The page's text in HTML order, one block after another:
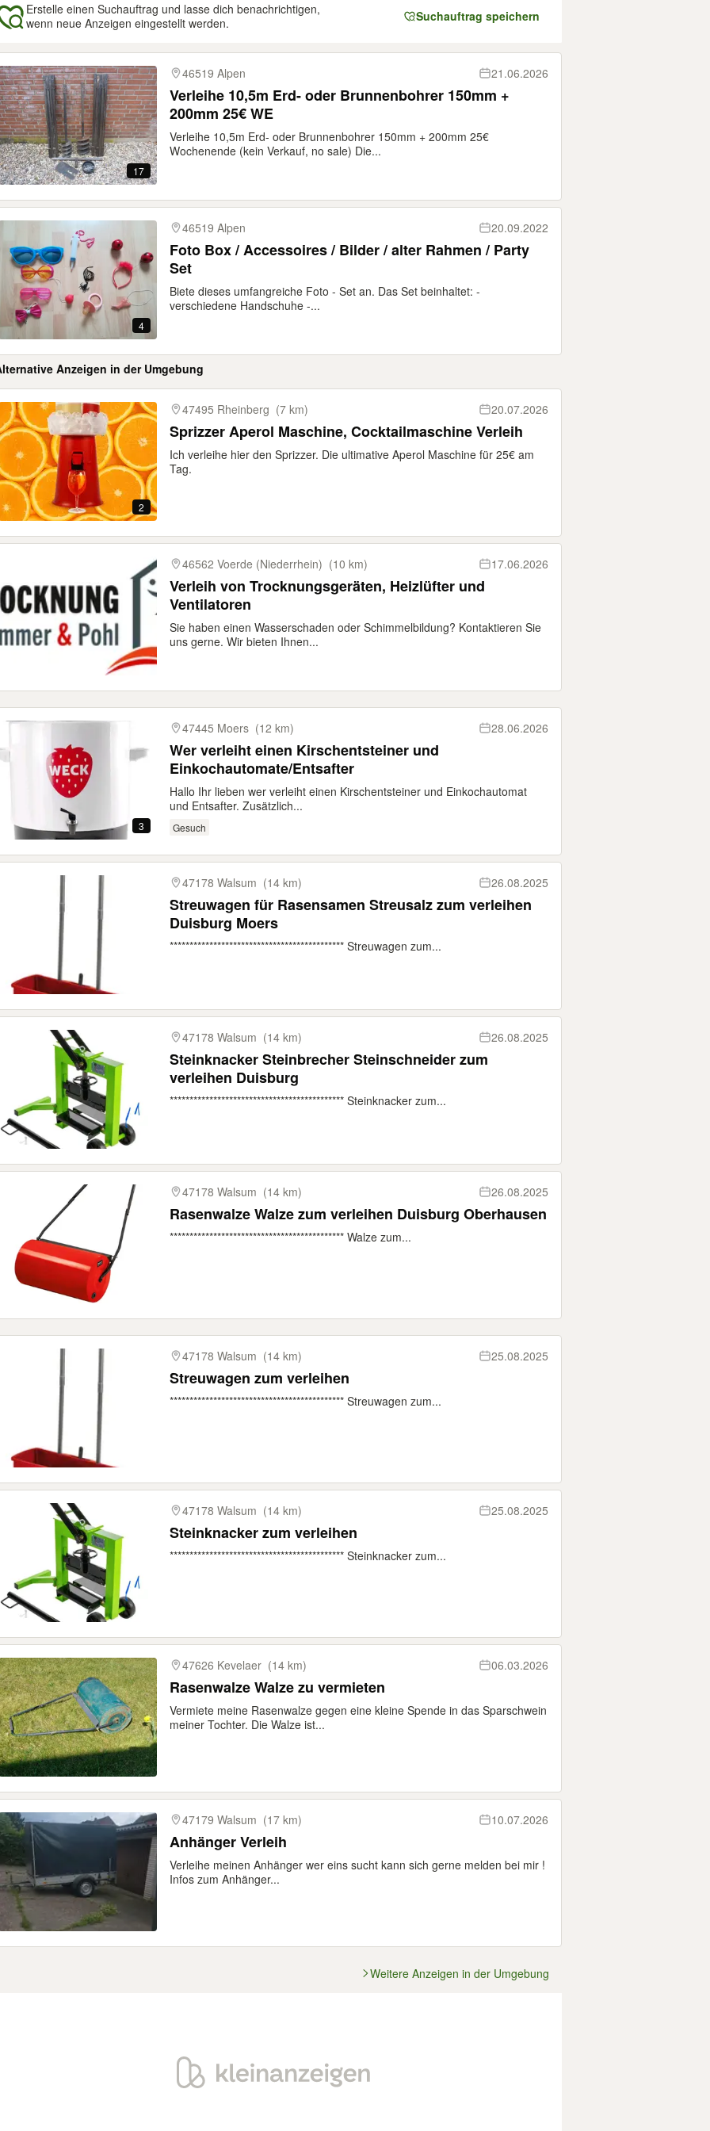
Erstelle einen Suchauftrag und lasse dich benachrichtigen,
wenn neue Anzeigen eingestellt werden.
Suchauftrag speichern
17
46519 Alpen 21.06.2026
Verleihe 10,5m Erd- oder Brunnenbohrer 150mm +
200mm 25€ WE
Verleihe 10,5m Erd- oder Brunnenbohrer 150mm + 200mm 25€
Wochenende (kein Verkauf, no sale) Die...
4
46519 Alpen 20.09.2022
Foto Box / Accessoires / Bilder / alter Rahmen / Party
Set
Biete dieses umfangreiche Foto - Set an. Das Set beinhaltet: -
verschiedene Handschuhe -...
Anzeigen in der Umgebung
2
47495 Rheinberg (7 km) 20.07.2026
Sprizzer Aperol Maschine, Cocktailmaschine Verleih
Ich verleihe hier den Sprizzer. Die ultimative Aperol Maschine für 25€ am
Tag.
46562 Voerde (Niederrhein) (10 km) 17.06.2026
Verleih von Trocknungsgeräten, Heizlüfter und
Ventilatoren
Sie haben einen Wasserschaden oder Schimmelbildung? Kontaktieren Sie
uns gerne. Wir bieten Ihnen...
3
47445 Moers (12 km) 28.06.2026
Wer verleiht einen Kirschentsteiner und
Einkochautomate/Entsafter
Hallo Ihr lieben wer verleiht einen Kirschentsteiner und Einkochautomat
und Entsafter. Zusätzlich...
Gesuch
47178 Walsum (14 km) 26.08.2025
Streuwagen für Rasensamen Streusalz zum verleihen
Duisburg Moers
******************************************** Streuwagen zum...
47178 Walsum (14 km) 26.08.2025
Steinknacker Steinbrecher Steinschneider zum
verleihen Duisburg
******************************************** Steinknacker zum...
47178 Walsum (14 km) 26.08.2025
Rasenwalze Walze zum verleihen Duisburg Oberhausen
******************************************** Walze zum...
47178 Walsum (14 km) 25.08.2025
Streuwagen zum verleihen
******************************************** Streuwagen zum...
47178 Walsum (14 km) 25.08.2025
Steinknacker zum verleihen
******************************************** Steinknacker zum...
47626 Kevelaer (14 km) 06.03.2026
Rasenwalze Walze zu vermieten
Vermiete meine Rasenwalze gegen eine kleine Spende in das Sparschwein
meiner Tochter. Die Walze ist...
47179 Walsum (17 km) 10.07.2026
Anhänger Verleih
Verleihe meinen Anhänger wer eins sucht kann sich gerne melden bei mir !
Infos zum Anhänger...
Weitere Anzeigen in der Umgebung